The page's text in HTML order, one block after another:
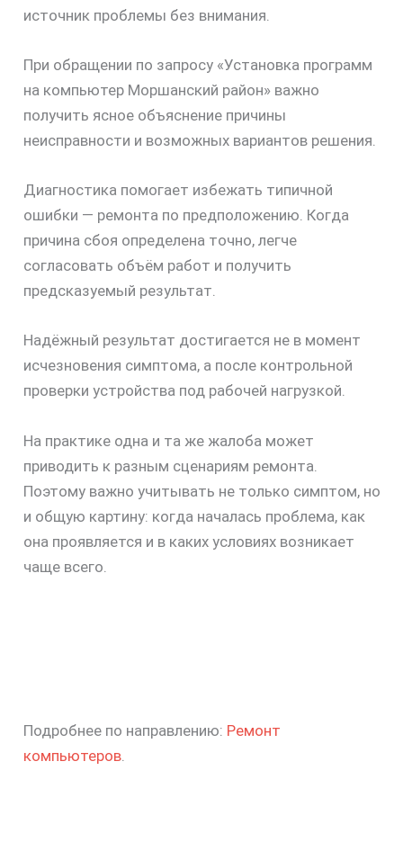
источник проблемы без внимания.
При обращении по запросу «Установка программ
на компьютер Моршанский район» важно
получить ясное объяснение причины
неисправности и возможных вариантов решения.
Диагностика помогает избежать типичной
ошибки — ремонта по предположению. Когда
причина сбоя определена точно, легче
согласовать объём работ и получить
предсказуемый результат.
Надёжный результат достигается не в момент
исчезновения симптома, а после контрольной
проверки устройства под рабочей нагрузкой.
На практике одна и та же жалоба может
приводить к разным сценариям ремонта.
Поэтому важно учитывать не только симптом, но
и общую картину: когда началась проблема, как
она проявляется и в каких условиях возникает
чаще всего.
Подробнее по направлению: Ремонт
компьютеров.